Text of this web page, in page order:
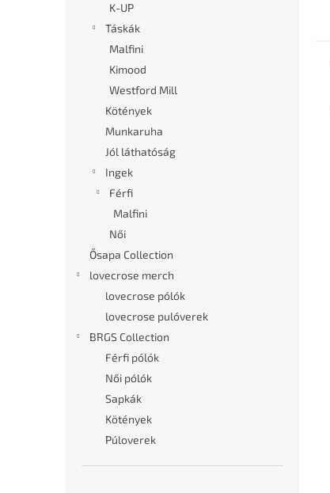
K-UP
Táskák
Malfini
Kimood
Westford Mill
Kötények
Munkaruha
Jól láthatóság
Ingek
Férfi
Malfini
Női
Ősapa Collection
lovecrose merch
lovecrose pólók
lovecrose pulóverek
BRGS Collection
Férfi pólók
Női pólók
Sapkák
Kötények
Púloverek